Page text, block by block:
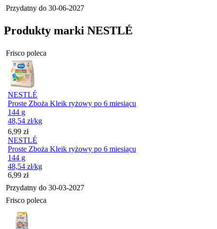
Przydatny do 30-06-2027
Produkty marki NESTLÉ
Frisco poleca
NESTLÉ
Proste Zboża Kleik ryżowy po 6 miesiącu
144 g
48,54 zł/kg
Cena
6,99 zł
NESTLÉ
Proste Zboża Kleik ryżowy po 6 miesiącu
144 g
48,54 zł/kg
Cena
6,99 zł
Przydatny do 30-03-2027
Frisco poleca